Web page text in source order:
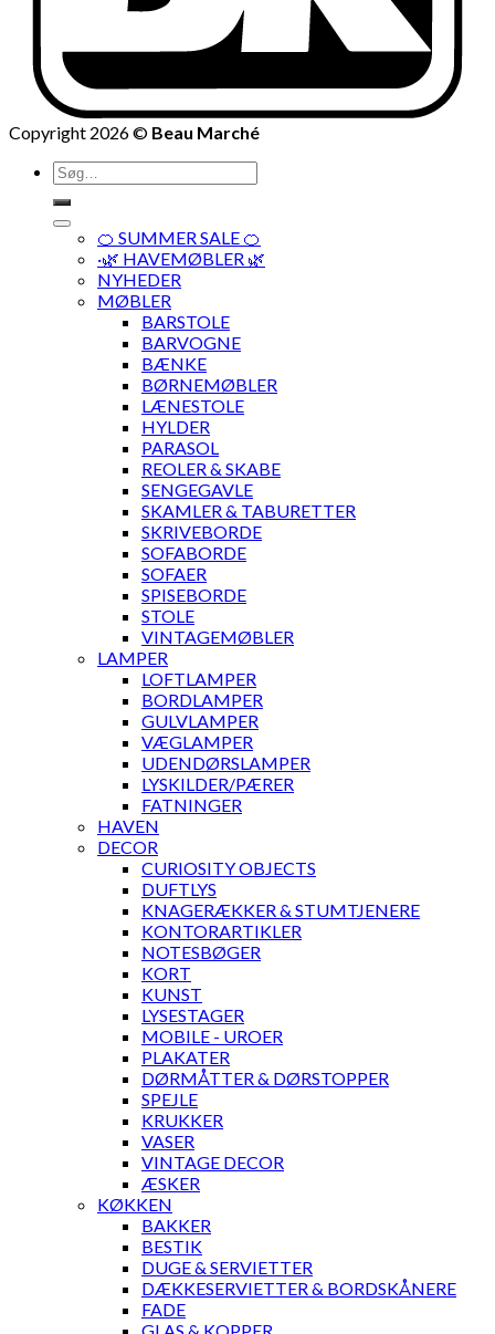
Copyright 2026 © Beau Marché
Søg
efter:
🍊 SUMMER SALE 🍊
·🌿 HAVEMØBLER 🌿
NYHEDER
MØBLER
BARSTOLE
BARVOGNE
BÆNKE
BØRNEMØBLER
LÆNESTOLE
HYLDER
PARASOL
REOLER & SKABE
SENGEGAVLE
SKAMLER & TABURETTER
SKRIVEBORDE
SOFABORDE
SOFAER
SPISEBORDE
STOLE
VINTAGEMØBLER
LAMPER
LOFTLAMPER
BORDLAMPER
GULVLAMPER
VÆGLAMPER
UDENDØRSLAMPER
LYSKILDER/PÆRER
FATNINGER
HAVEN
DECOR
CURIOSITY OBJECTS
DUFTLYS
KNAGERÆKKER & STUMTJENERE
KONTORARTIKLER
NOTESBØGER
KORT
KUNST
LYSESTAGER
MOBILE - UROER
PLAKATER
DØRMÅTTER & DØRSTOPPER
SPEJLE
KRUKKER
VASER
VINTAGE DECOR
ÆSKER
KØKKEN
BAKKER
BESTIK
DUGE & SERVIETTER
DÆKKESERVIETTER & BORDSKÅNERE
FADE